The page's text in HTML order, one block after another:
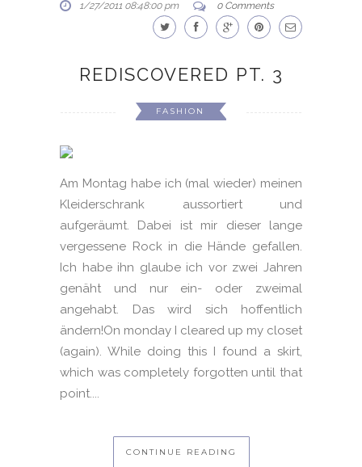
1/27/2011 08:48:00 pm 0 Comments
REDISCOVERED PT. 3
FASHION
Am Montag habe ich (mal wieder) meinen
Kleiderschrank aussortiert und
aufgeräumt. Dabei ist mir dieser lange
vergessene Rock in die Hände gefallen.
Ich habe ihn glaube ich vor zwei Jahren
genäht und nur ein- oder zweimal
angehabt. Das wird sich hoffentlich
ändern!On monday I cleared up my closet
(again). While doing this I found a skirt,
which was completely forgotten until that
point....
CONTINUE READING